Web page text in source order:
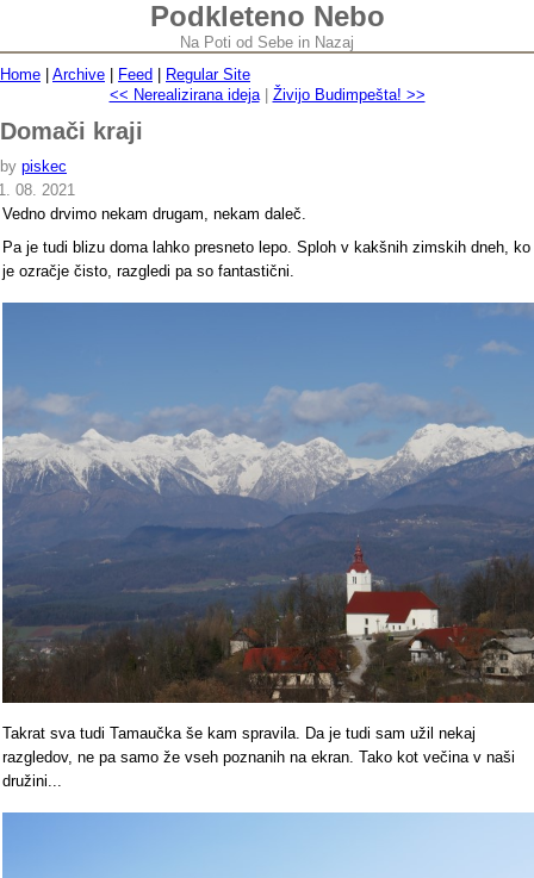
Podkleteno Nebo
Na Poti od Sebe in Nazaj
Home
Archive Feed
Regular Site
<< Nerealizirana ideja| Živijo Budimpešta! >>
Domači kraji
by piskec
08. 2021
Vedno drvimo nekam drugam, nekam daleč.
Pa je tudi blizu doma lahko presneto lepo. Sploh v kakšnih zimskih dneh, ko
je ozračje čisto, razgledi pa so fantastični.
Takrat sva tudi Tamaučka še kam spravila. Da je tudi sam užil nekaj
razgledov, ne pa samo že vseh poznanih na ekran. Tako kot večina v naši
družini...